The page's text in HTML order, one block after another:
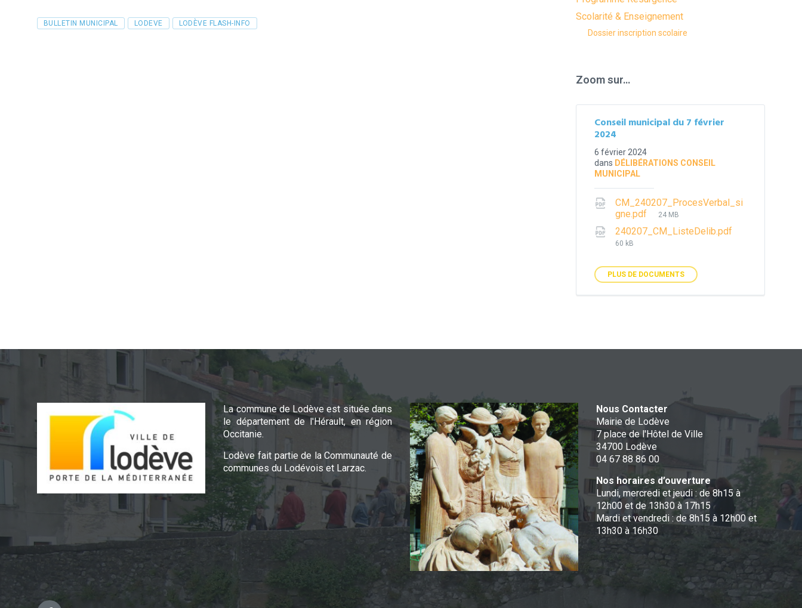
Tags
BULLETIN MUNICIPAL LODEVE LODÈVE FLASH-INFO
Scolarité & Enseignement
Dossier inscription scolaire
Zoom sur…
Conseil municipal du 7 février
2024
6 février 2024
dans DÉLIBÉRATIONS CONSEIL
MUNICIPAL
CM_240207_ProcesVerbal_si
gne.pdf
File
size:
24 MB
240207_CM_ListeDelib.pdf
60 kB
PLUS DE DOCUMENTS
La commune de Lodève est située dans
le département de l'Hérault, en région
Occitanie.
Lodève fait partie de la Communauté de
communes du Lodévois et Larzac.
Nous Contacter
Mairie de Lodève
7 place de l'Hôtel de Ville
34700 Lodève
04 67 88 86 00
Nos horaires d’ouverture
Lundi, mercredi et jeudi : de 8h15 à
12h00 et de 13h30 à 17h15
Mardi et vendredi : de 8h15 à 12h00 et
13h30 à 16h30